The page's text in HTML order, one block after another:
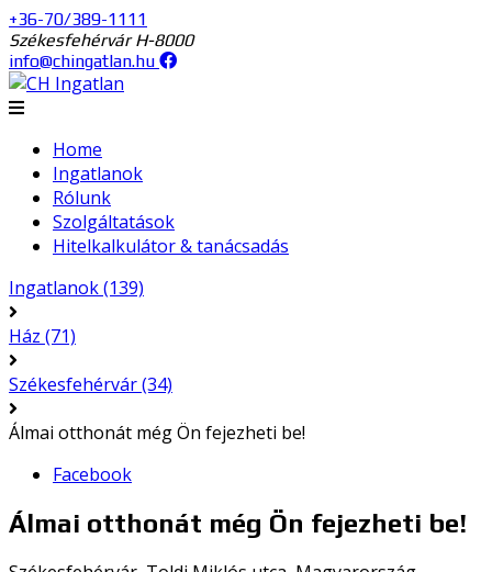
+36-70/389-1111
Székesfehérvár H-8000
info@chingatlan.hu
Home
Ingatlanok
Rólunk
Szolgáltatások
Hitelkalkulátor & tanácsadás
Ingatlanok(139)
Ház (71)
Székesfehérvár(34)
Álmai otthonát még Ön fejezheti be!
Facebook
Álmai otthonát még Ön fejezheti be!